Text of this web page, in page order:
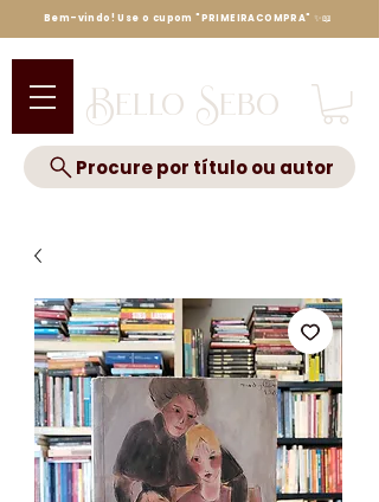
Bello Sebo
Procure por título ou autor
Bem-vindo! Use o cupom "PRIMEIRACOMPRA" ✨📖